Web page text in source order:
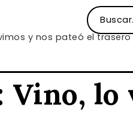
y nos pateó el trasero
lo